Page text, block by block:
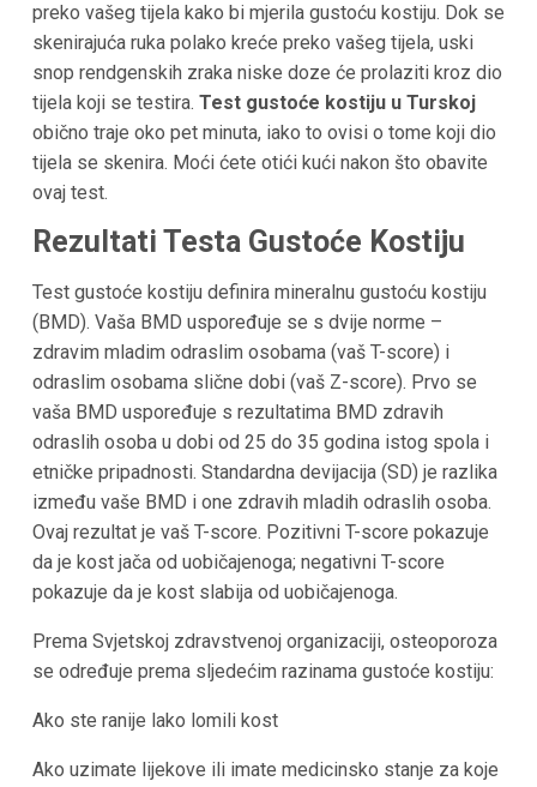
preko vašeg tijela kako bi mjerila gustoću kostiju. Dok se
skenirajuća ruka polako kreće preko vašeg tijela, uski
snop rendgenskih zraka niske doze će prolaziti kroz dio
tijela koji se testira. Test gustoće kostiju u Turskoj
obično traje oko pet minuta, iako to ovisi o tome koji dio
tijela se skenira. Moći ćete otići kući nakon što obavite
ovaj test.
Rezultati Testa Gustoće Kostiju
Test gustoće kostiju definira mineralnu gustoću kostiju
(BMD). Vaša BMD uspoređuje se s dvije norme –
zdravim mladim odraslim osobama (vaš T-score) i
odraslim osobama slične dobi (vaš Z-score). Prvo se
vaša BMD uspoređuje s rezultatima BMD zdravih
odraslih osoba u dobi od 25 do 35 godina istog spola i
etničke pripadnosti. Standardna devijacija (SD) je razlika
između vaše BMD i one zdravih mladih odraslih osoba.
Ovaj rezultat je vaš T-score. Pozitivni T-score pokazuje
da je kost jača od uobičajenoga; negativni T-score
pokazuje da je kost slabija od uobičajenoga.
Prema Svjetskoj zdravstvenoj organizaciji, osteoporoza
se određuje prema sljedećim razinama gustoće kostiju:
Ako ste ranije lako lomili kost
Ako uzimate lijekove ili imate medicinsko stanje za koje